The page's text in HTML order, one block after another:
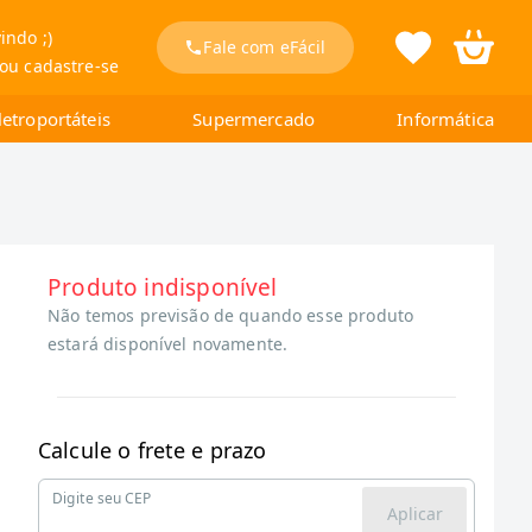
;)
cadastre-se
Fale com eFácil
Supermercado Informática
Produto indisponível
Não temos previsão de quando esse produto
estará disponível novamente.
Calcule o frete e prazo
Digite seu CEP
Aplicar